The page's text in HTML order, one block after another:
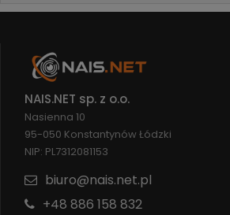
NAIS.NET sp. z o.o.
Nasienna 10
95-050 Konstantynów Łódzki
NIP: PL7312081153
biuro@nais.net.pl
+48 886 158 832